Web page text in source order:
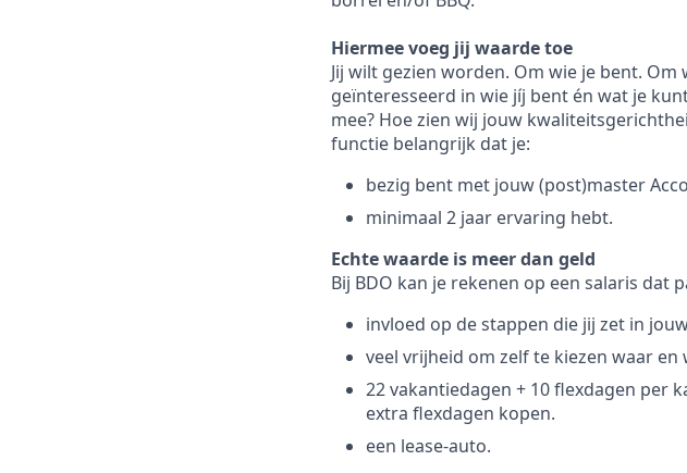
Hiermee voeg jij waarde toe
Jij wilt gezien worden. Om wie je bent.
geïnteresseerd in wie jíj bent én wat je
mee? Hoe zien wij jouw
functie belangrijk dat je:
bezig bent met jouw (post)master
minimaal 2 jaar ervaring hebt.
Echte waarde is meer dan geld
Bij BDO kan je rekenen op een salaris dat
invloed op de stappen die jij zet in
veel vrijheid om zelf te kiezen waar en
22 vakantiedagen + 10 flexdagen per
extra flexdagen kopen.
een lease-auto.